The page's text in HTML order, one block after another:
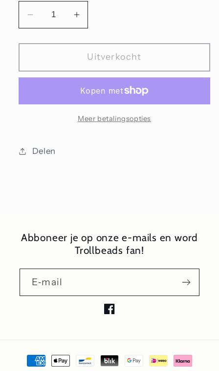
Aantal
voor
kraal
Aantal
voor
kraal
Uitverkocht
Meer betalingsopties
Delen
Abboneer je op onze e-mails en word
Trollbeads fan!
E‑mail
Facebook
Betaalmethoden